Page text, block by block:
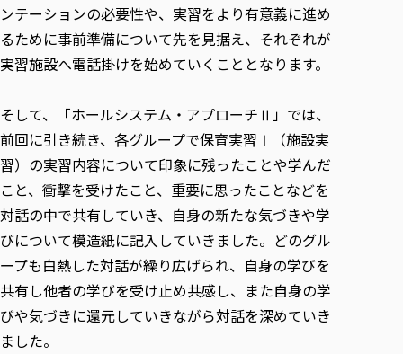
ンテーションの必要性や、実習をより有意義に進め
るために事前準備について先を見据え、それぞれが
実習施設へ電話掛けを始めていくこととなります。
そして、「ホールシステム・アプローチⅡ」では、
前回に引き続き、各グループで保育実習Ⅰ（施設実
習）の実習内容について印象に残ったことや学んだ
こと、衝撃を受けたこと、重要に思ったことなどを
対話の中で共有していき、自身の新たな気づきや学
びについて模造紙に記入していきました。どのグル
ープも白熱した対話が繰り広げられ、自身の学びを
共有し他者の学びを受け止め共感し、また自身の学
びや気づきに還元していきながら対話を深めていき
ました。